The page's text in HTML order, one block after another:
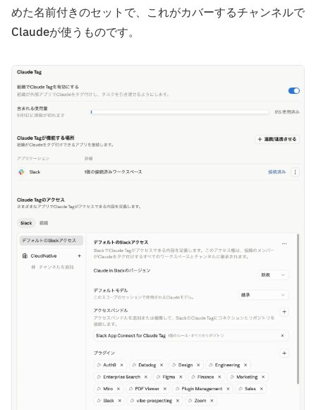
めた名前付きのセットで、これがカバーするチャンネルで
Claudeが使うものです。